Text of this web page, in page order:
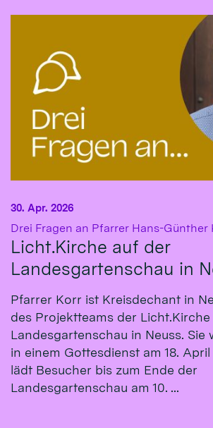
Drei Fragen an Pfarrer Hans-Günther
Licht.Kirche auf der
Landesgartenschau in
30. Apr. 2026
Pfarrer Korr ist Kreisdechant in
des Projektteams der
Landesgartenschau in Neuss. Sie
in einem Gottesdienst am 18.
lädt Besucher bis zum Ende der
Landesgartenschau am 10. ...